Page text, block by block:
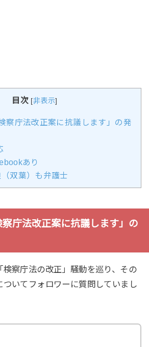
目次 [非表示]
察庁法改正案に抗議します」の発
あり
双葉）も弁護士
庁法改正案に抗議します」の
察庁法の改正」騒動を巡り、その
ついてフォロワーに質問していまし